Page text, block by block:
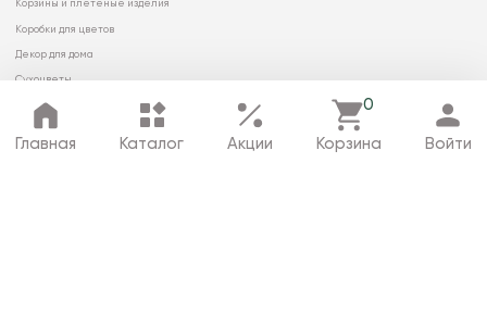
Главная Каталог Акции
0
Корзина Войти
Корзины и плетеные изделия
Коробки для цветов
Декор для дома
Сухоцветы
© 2026 ООО «МИРРЭЙ»